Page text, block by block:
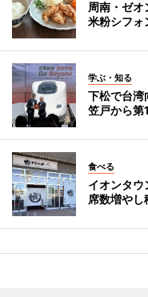
周南・ゼ
米粉シフォ
学ぶ・知る
下松で台
笠戸から第
食べる
イオンタ
席数増やし